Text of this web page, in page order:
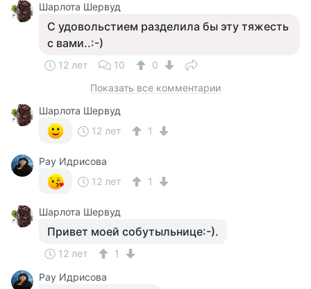
Шарлота Шервуд
С удовольстием разделила бы эту тяжесть
с вами..:-)
12 лет 10
0
Показать все комментарии
Шарлота Шервуд
12 лет
1
Рау Идрисова
12 лет
1
Шарлота Шервуд
Привет моей собутыльнице:-).
12 лет
1
Рау Идрисова